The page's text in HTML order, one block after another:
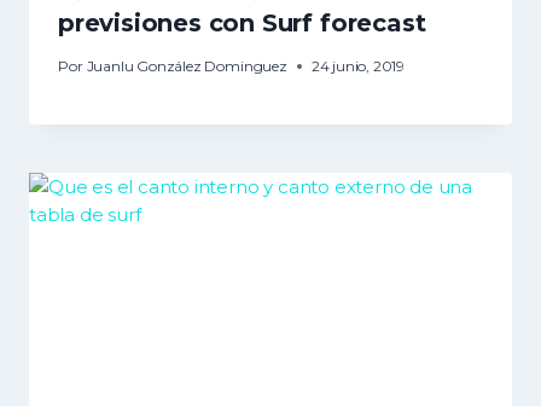
previsiones con Surf forecast
Por Juanlu González Dominguez 24 junio, 2019